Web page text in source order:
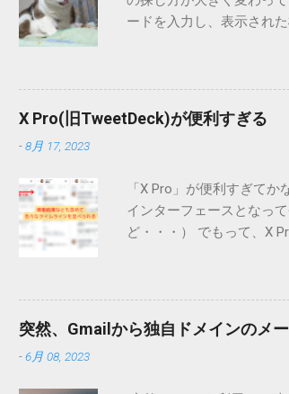
ードを入力し、表示され
イトにアクセスする機会
ーカルの情報が表示され
なくてよい形になってし
用してユーザーの質問に
Experience） : Googleが
でAIが要約した回答を提
従来の検索エンジンでは
サイトの情報を要約し、
がWebサイトへ訪れる必
AI検索の普及により、ユ
する必要がなくなります
X Pro(旧TweetDeck)が便利すぎる
-8月 17, 2023
「X Pro」が便利すぎて
インターフェースとなっ
ど・・・） でもって、X
先週は使えていたのに・
は私の場合、自分がメイ
に左列に「デッキ」とい
いるアカウントの情報を
突然、Gmailから独自ドメインのメ
-6月 08, 2023